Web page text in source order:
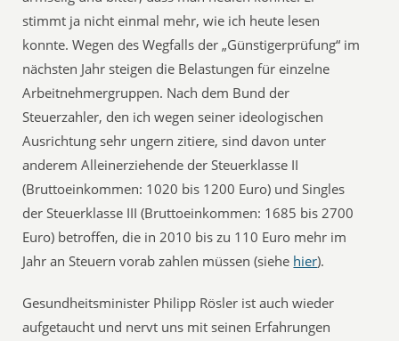
stimmt ja nicht einmal mehr, wie ich heute lesen
konnte. Wegen des Wegfalls der „Günstigerprüfung“ im
nächsten Jahr steigen die Belastungen für einzelne
Arbeitnehmergruppen. Nach dem Bund der
Steuerzahler, den ich wegen seiner ideologischen
Ausrichtung sehr ungern zitiere, sind davon unter
anderem Alleinerziehende der Steuerklasse II
(Bruttoeinkommen: 1020 bis 1200 Euro) und Singles
der Steuerklasse III (Bruttoeinkommen: 1685 bis 2700
Euro) betroffen, die in 2010 bis zu 110 Euro mehr im
Jahr an Steuern vorab zahlen müssen (siehe hier).
Gesundheitsminister Philipp Rösler ist auch wieder
aufgetaucht und nervt uns mit seinen Erfahrungen